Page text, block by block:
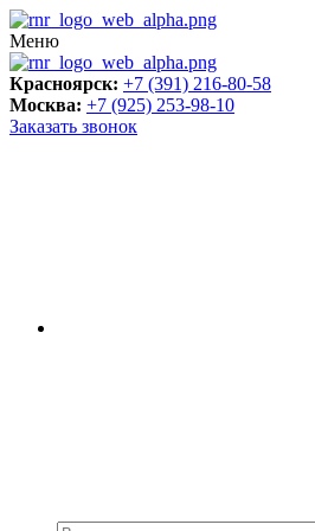
Меню
Красноярск: +7 (391) 216-80-58
Москва: +7 (925) 253-98-10
Заказать звонок